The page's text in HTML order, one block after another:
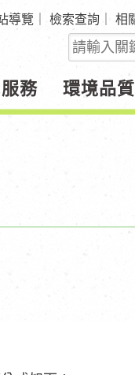
導覽 檢索查詢 相
關
鍵
字
查
詢
務 環境品質